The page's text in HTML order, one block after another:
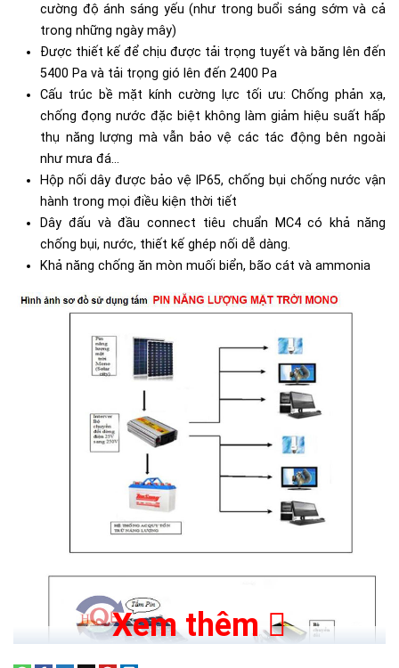
cường độ ánh sáng yếu (như trong buổi sáng sớm và cả
trong những ngày mây)
Được thiết kế để chịu được tải trọng tuyết và băng lên đến
5400 Pa và tải trọng gió lên đến 2400 Pa
Cấu trúc bề mặt kính cường lực tối ưu: Chống phản xạ,
chống đọng nước đặc biệt không làm giảm hiệu suất hấp
thụ năng lượng mà vẫn bảo vệ các tác động bên ngoài
như mưa đá...
Hộp nối dây được bảo vệ IP65, chống bụi chống nước vận
hành trong mọi điều kiện thời tiết
Dây đấu và đầu connect tiêu chuẩn MC4 có khả năng
chống bụi, nước, thiết kế ghép nối dễ dàng.
Khả năng chống ăn mòn muối biển, bão cát và ammonia​
Xem thêm